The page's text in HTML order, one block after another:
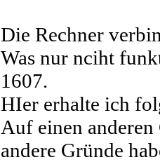
Die Rechner
Was nur nciht
1607.
HIer erhalte ich
Auf einen
andere Gründe